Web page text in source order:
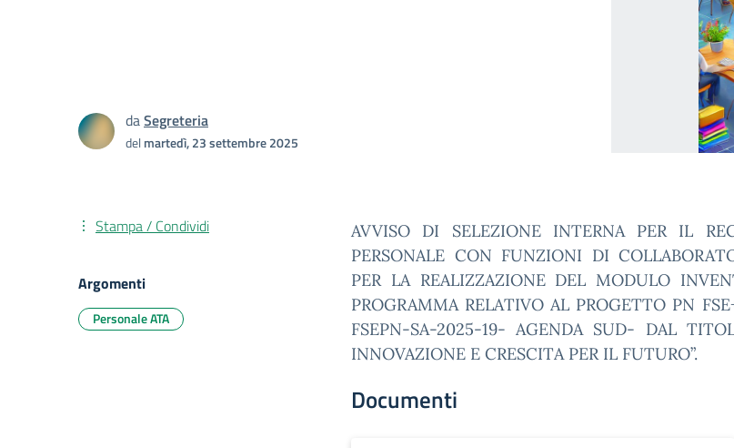
daSegreteria
delmartedì, 23 settembre 2025
AVVISO DI SELEZIONE INTERNA PER IL
PERSONALE CON FUNZIONI DI
PER LA REALIZZAZIONE DEL MODULO
PROGRAMMA RELATIVO AL PROGETTO PN
FSEPN-SA-2025-19- AGENDA SUD- DAL
INNOVAZIONE E CRESCITA PER IL FUTURO”.
Documenti
Stampa / Condividi
Argomenti
Personale ATA